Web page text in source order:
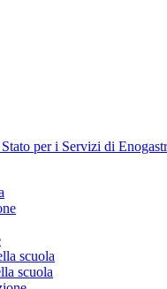
per i Servizi di
scuola
scuola